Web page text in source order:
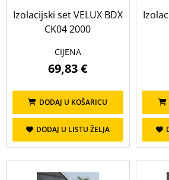
Izolacijski set VELUX BDX
CK04 2000
CIJENA
69,83 €
DODAJ U KOŠARICU
DODAJ U LISTU ŽELJA